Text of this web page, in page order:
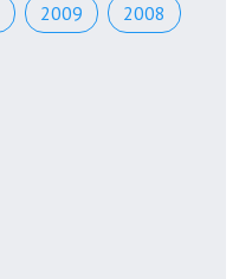
2009 2008